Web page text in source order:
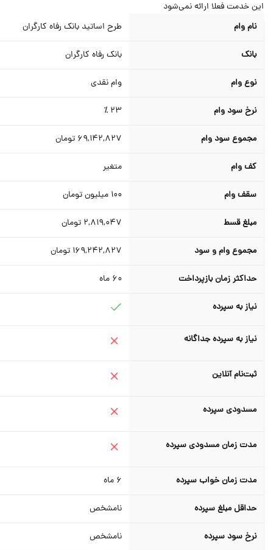
خدمت فعلا ارائه نمی‌شود
نام وام
طرح اساتید بانک رفاه کارگران
بانک بانک رفاه کارگران
نوع وام وام نقدی
نرخ سود وام
مجموع سود وام 69,142,827 تومان
کف وام متغیر
سقف وام میلیون تومان
مبلغ قسط 2,819,047تومان
مجموع وام و سود 169,242,827 تومان
حداکثر زمان بازپرداخت ماه
نیاز به سپرده
نیاز به سپرده جداگانه
ثبت‌نام آنلاین
مسدودی سپرده
مدت زمان مسدودی سپرده
مدت زمان خواب سپرده ماه
حداقل مبلغ سپرده نامشخص
نرخ سود سپرده نامشخص